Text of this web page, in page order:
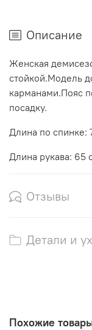
Описание
Женская
стойкой.Модель
карманами.Пояс
посадку.
Длина по спинке:
Длина рукава: 65
Отзывы
Детали и
Похожие